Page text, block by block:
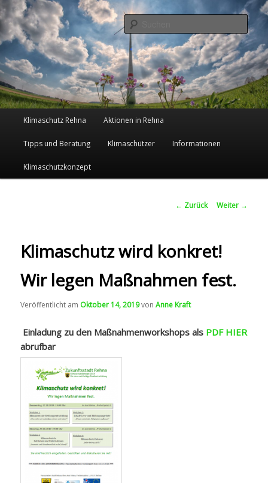
Klimaschutz in der Zukunftsstadt
Rehna
Hauptmenü
Zum
wechseln
Klimaschutz Rehna Aktionen in Rehna
Tipps und Beratung Klimaschützer Informationen
Klimaschutzkonzept
Beitrags-
← Zurück Weiter →
Klimaschutz wird konkret!
Wir legen Maßnahmen fest.
Veröffentlicht am Oktober 14, 2019vonAnne Kraft
Einladung zu den Maßnahmenworkshops als PDF HIER
abrufbar